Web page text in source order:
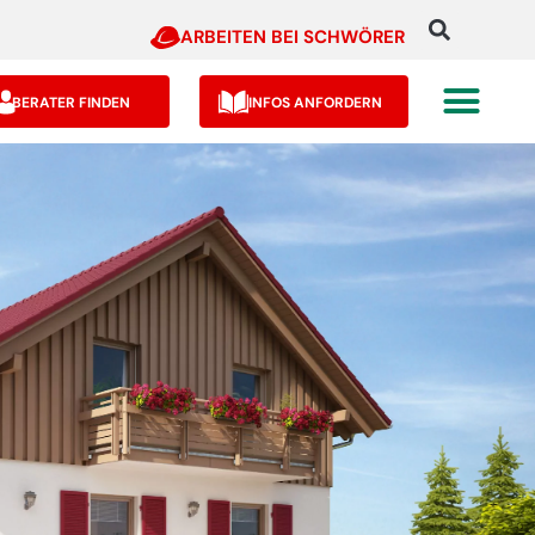
ARBEITEN BEI SCHWÖRER
BERATER FINDEN INFOS ANFORDERN